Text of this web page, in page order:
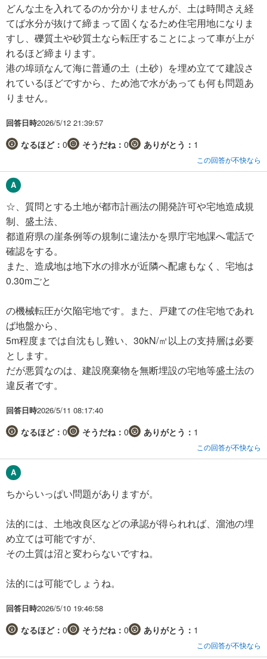
どんな土を入れてるのか分かりませんが、土は時間さえ経
てば水分が抜けて締まって固くなるため住宅用地になりま
すし、礫質土や砂質土なら転圧することによって車が上が
れるほど締まります。
港の埠頭なんて海に普通の土（土砂）を埋め立てて建設さ
れているほどですから、ため池で水があっても何も問題あ
りません。
回答日時2026/5/12 21:39:57
なるほど： 0 そうだね： 0 ありがとう： 1
この回答が不快なら
☆、質問とする土地が都市計画法の開発許可や宅地造成規
制、盛土法、
都道府県の崖条例等の規制に違法かを県庁宅地課へ電話で
確認をする。
また、造成地は地下水の排水が近隣へ配慮もなく、宅地は
0.30mごと
の機械転圧が欠陥宅地です。また、戸建ての住宅地であれ
ば地盤から、
5m程度までは自沈もし難い、30kN/㎡以上の支持層は必要
とします。
だが悪質なのは、建設廃棄物を無断埋設の宅地等盛土法の
違反者です。
回答日時2026/5/11 08:17:40
なるほど： 0 そうだね： 0 ありがとう： 1
この回答が不快なら
ちからいっぱい問題がありますが。
法的には、土地改良区などの承認が得られれば、溜池の埋
め立ては可能ですが、
その土質は沼と変わらないですね。
法的には可能でしょうね。
回答日時2026/5/10 19:46:58
なるほど： 0 そうだね： 0 ありがとう： 1
この回答が不快なら